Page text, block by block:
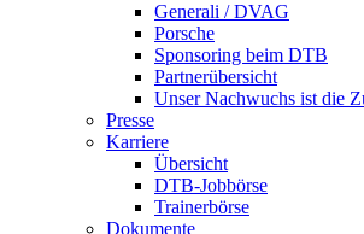
Generali / DVAG
Porsche
Sponsoring beim DTB
Partnerübersicht
Unser Nachwuchs ist die
Presse
Karriere
Übersicht
DTB-Jobbörse
Trainerbörse
Dokumente